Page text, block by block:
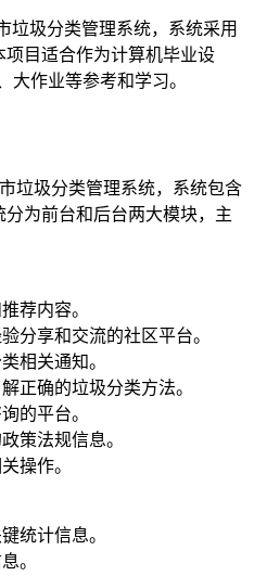
垃圾分类管理系统，系统采用
项目适合作为计算机毕业设
大作业等参考和学习。
垃圾分类管理系统，系统包含
为前台和后台两大模块，主
荐内容。
分享和交流的社区平台。
相关通知。
正确的垃圾分类方法。
的平台。
策法规信息。
操作。
统计信息。
。